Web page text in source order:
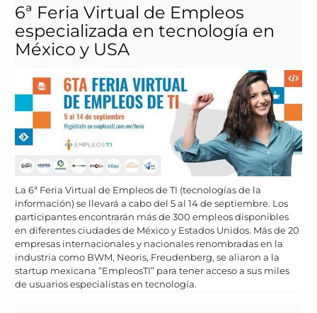
6ª Feria Virtual de Empleos
especializada en tecnología en
México y USA
La 6ª Feria Virtual de Empleos de TI (tecnologías de la
información) se llevará a cabo del 5 al 14 de septiembre. Los
participantes encontrarán más de 300 empleos disponibles
en diferentes ciudades de México y Estados Unidos. Más de 20
empresas internacionales y nacionales renombradas en la
industria como BWM, Neoris, Freudenberg, se aliaron a la
startup mexicana “EmpleosTI” para tener acceso a sus miles
de usuarios especialistas en tecnología.